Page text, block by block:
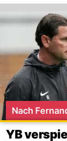
Nach
YB